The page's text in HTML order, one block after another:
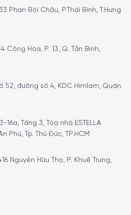
Phan Bội Châu, P.Thái Bình, T.Hưng
Cộng Hòa, P. 13, Q. Tân Bình,
52, đường số 4, KDC Himlam, Quận
16a, Tầng 3, Tòa nhà ESTELLA
Phú, Tp. Thủ Đức, TP.HCM
Nguyễn Hữu Thọ, P. Khuê Trung,